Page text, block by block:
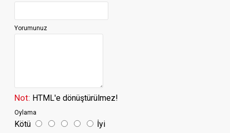
Yorumunuz
Not: HTML'e dönüştürülmez!
Oylama
Kötü İyi